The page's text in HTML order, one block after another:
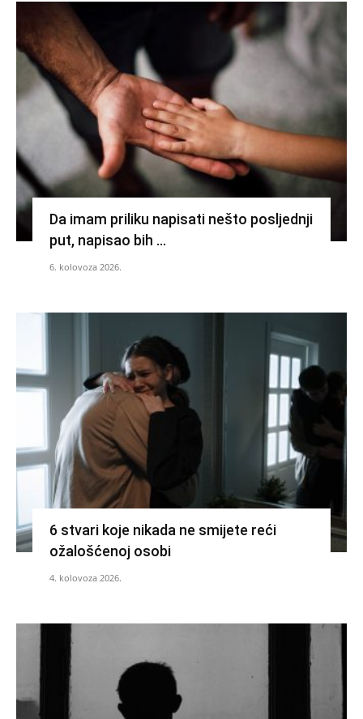
Da imam priliku napisati nešto posljednji
put, napisao bih …
6. kolovoza 2026.
6 stvari koje nikada ne smijete reći
ožalošćenoj osobi
4. kolovoza 2026.